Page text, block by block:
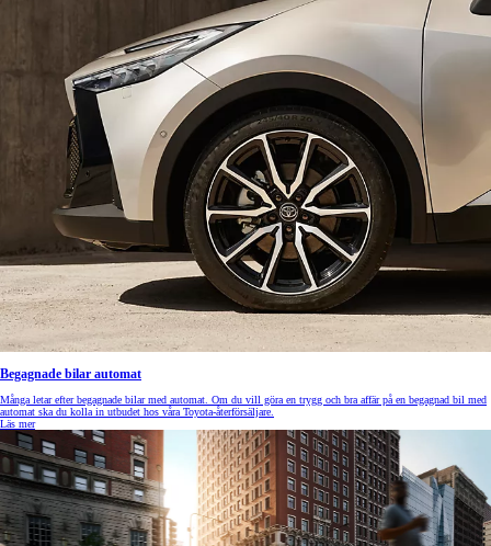
Begagnade bilar automat
Många letar efter begagnade bilar med automat. Om du vill göra en trygg och bra affär på en begagnad bil med
automat ska du kolla in utbudet hos våra Toyota-återförsäljare.
Läs mer